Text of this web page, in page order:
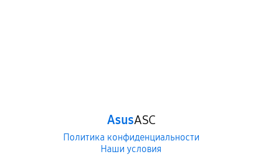
AsusASC
Политика конфиденциальности
Наши условия